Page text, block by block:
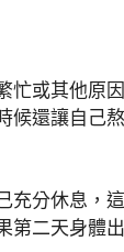
忙或其他原
候還讓自己
分休息，
二天身體